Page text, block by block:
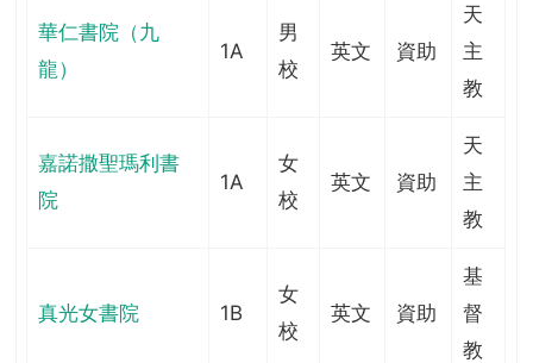
華仁書院（九
龍）
1A
男
校
英文 資助
天
主
教
嘉諾撒聖瑪利書
院
1A
女
校
英文 資助
天
主
教
真光女書院 1B
女
校
英文 資助
基
督
教